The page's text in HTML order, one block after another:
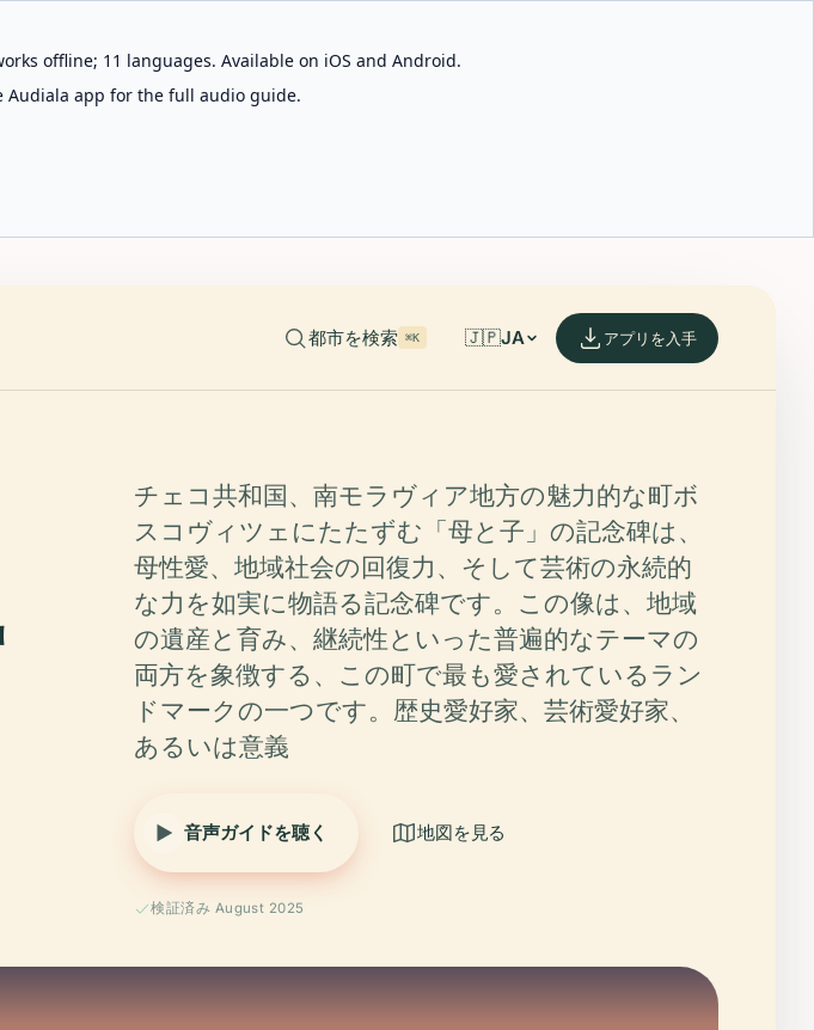
offline; 11 languages. Available on iOS and Android.
Audiala app for the full audio guide.
都市を検索 ⌘K 🇯🇵JA アプリを入手
チェコ共和国、南モラヴィア地方の魅力的な町ボ
スコヴィツェにたたずむ「母と子」の記念碑は、
母性愛、地域社会の回復力、そして芸術の永続的
な力を如実に物語る記念碑です。この像は、地域
の遺産と育み、継続性といった普遍的なテーマの
両方を象徴する、この町で最も愛されているラン
ドマークの一つです。歴史愛好家、芸術愛好家、
あるいは意義
音声ガイドを聴く 地図を見る
検証済み August 2025